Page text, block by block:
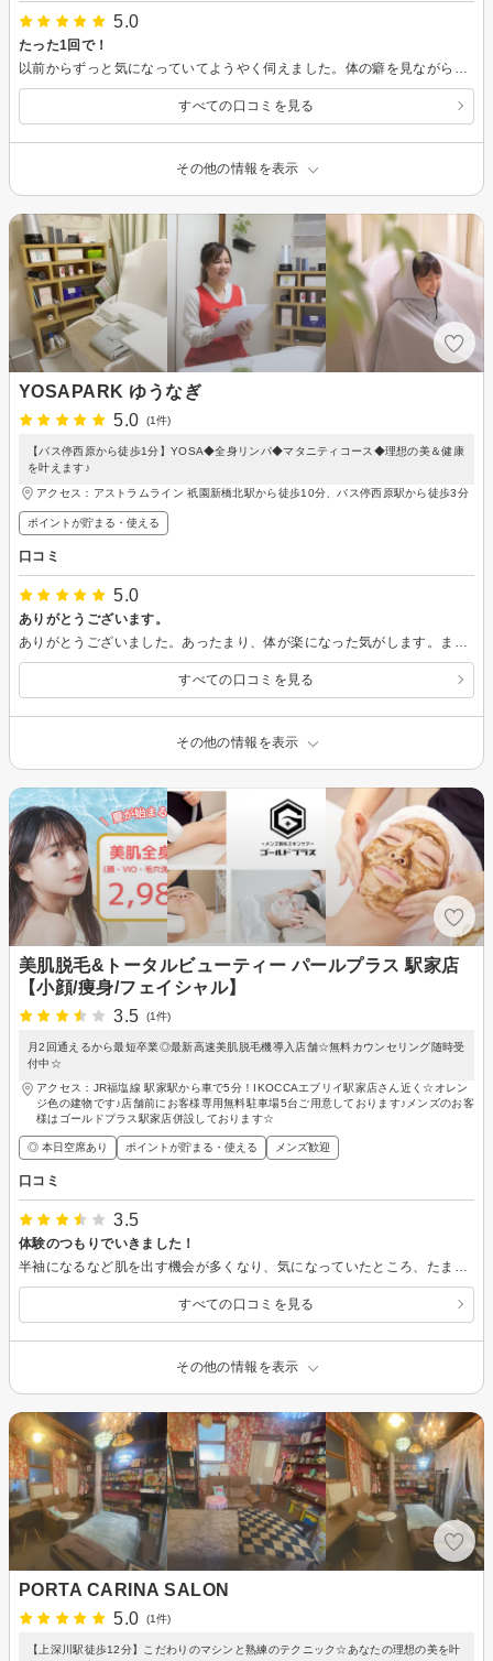
5.0
たった1回で！
すべての口コミを見る
その他の情報を表示
YOSAPARK ゆうなぎ
5.0
(1件)
【バス停西原から徒歩1分】YOSA◆全身リンパ◆マタニティコース◆理想の美＆健康
を叶えます♪
アクセス：アストラムライン 祇園新橋北駅から徒歩10分、バス停西原駅から徒歩3分
ポイントが貯まる・使える
口コミ
5.0
ありがとうございます。
すべての口コミを見る
その他の情報を表示
美肌脱毛&トータルビューティー パールプラス 駅家店
【小顔/痩身/フェイシャル】
3.5
(1件)
月2回通えるから最短卒業◎最新高速美肌脱毛機導入店舗☆無料カウンセリング随時受
付中☆
アクセス：JR福塩線 駅家駅から車で5分！IKOCCAエブリイ駅家店さん近く☆オレン
ジ色の建物です♪店舗前にお客様専用無料駐車場5台ご用意しております♪メンズのお客
様はゴールドプラス駅家店併設しております☆
◎ 本日空席あり ポイントが貯まる・使える メンズ歓迎
口コミ
3.5
体験のつもりでいきました！
すべての口コミを見る
その他の情報を表示
PORTA CARINA SALON
5.0
(1件)
【上深川駅徒歩12分】こだわりのマシンと熟練のテクニック☆あなたの理想の美を叶